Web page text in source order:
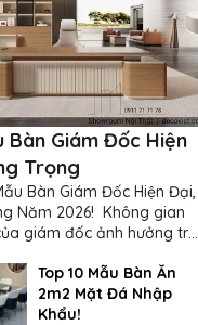
Bàn Giám Đốc Hiện
Trọng
Bàn Giám Đốc Hiện Đại,
Năm 2026! Không gian
giám đốc ảnh hưởng trực
Top 10 Mẫu Bàn Ăn
2m2 Mặt Đá Nhập
Khẩu!